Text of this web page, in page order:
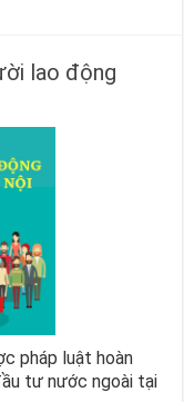
lao động
pháp luật hoàn
tư nước ngoài tại